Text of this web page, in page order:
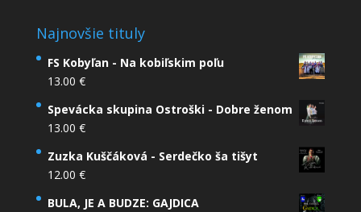
Najnovšie tituly
FS Kobyľan - Na kobiľskim poľu
13.00 €
Spevácka skupina Ostroški - Dobre ženom
13.00 €
Zuzka Kuščáková - Serdečko ša tišyt
12.00 €
BULA, JE A BUDZE: GAJDICA